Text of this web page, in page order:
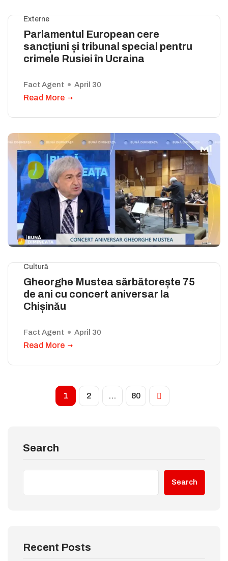
Externe
Parlamentul European cere
sancțiuni și tribunal special pentru
crimele Rusiei în Ucraina
Fact Agent April 30
Read More
Cultură
Gheorghe Mustea sărbătorește 75
de ani cu concert aniversar la
Chișinău
Fact Agent April 30
Read More
1 2 … 80
Search
Search
Recent Posts